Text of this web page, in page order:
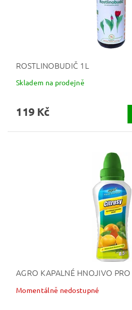
ROSTLINOBUDIČ 1L
Skladem na prodejně
119 Kč
AGRO KAPALNÉ HNOJIVO
Momentálně nedostupné